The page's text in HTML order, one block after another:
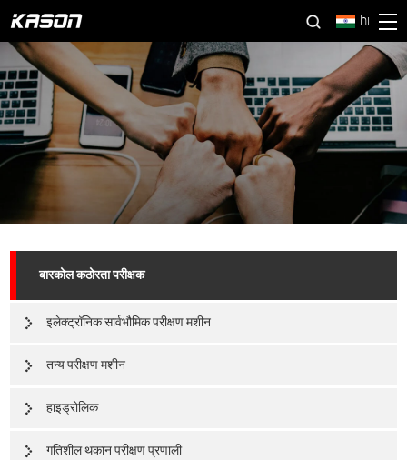
hi
बारकोल कठोरता परीक्षक
इलेक्ट्रॉनिक सार्वभौमिक परीक्षण मशीन
तन्य परीक्षण मशीन
हाइड्रोलिक
गतिशील थकान परीक्षण प्रणाली